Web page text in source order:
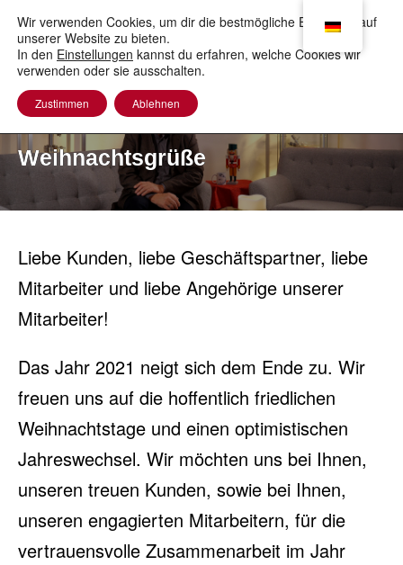
content
Weihnachtsgrüße
Liebe Kunden, liebe Geschäftspartner, liebe
Mitarbeiter und liebe Angehörige unserer
Mitarbeiter!
Das Jahr 2021 neigt sich dem Ende zu. Wir
freuen uns auf die hoffentlich friedlichen
Weihnachtstage und einen optimistischen
Jahreswechsel. Wir möchten uns bei Ihnen,
unseren treuen Kunden, sowie bei Ihnen,
unseren engagierten Mitarbeitern, für die
vertrauensvolle Zusammenarbeit im Jahr
Wir verwenden Cookies, um dir die bestmögliche Erfahrung auf
unserer Website zu bieten.
In den Einstellungen kannst du erfahren, welche Cookies wir
verwenden oder sie ausschalten.
Zustimmen Ablehnen